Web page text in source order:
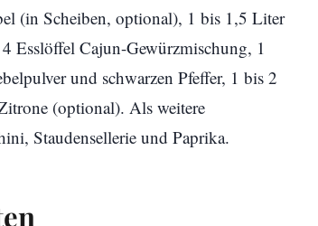
(in Scheiben, optional), 1 bis 1,5 Liter
Esslöffel Cajun-Gewürzmischung, 1
und schwarzen Pfeffer, 1 bis 2
(optional). Als weitere
Staudensellerie und Paprika.